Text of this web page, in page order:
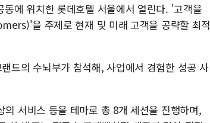
에 위치한 롯데호텔 서울에서 열린다. '고객을
을 주제로 현재 및 미래 고객을 공략할 최적
드의 수뇌부가 참석해, 사업에서 경험한 성공 사
서비스 등을 테마로 총 8개 세션을 진행하며,